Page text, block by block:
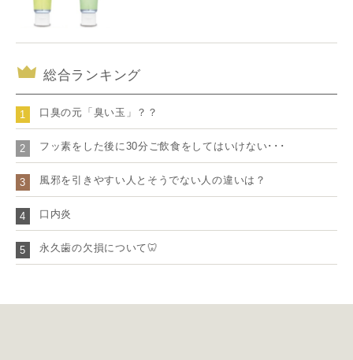
総合ランキング
1 口臭の元「臭い玉」？？
2 フッ素をした後に30分ご飲食をしてはいけない･･･
3 風邪を引きやすい人とそうでない人の違いは？
4 口内炎
5 永久歯の欠損について🦷